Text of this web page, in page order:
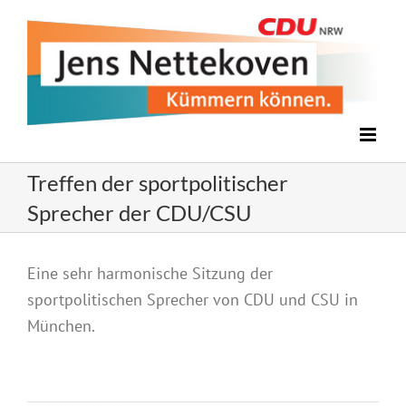
Treffen der sportpolitischer
Sprecher der CDU/CSU
grösseres
Bild
Eine sehr harmonische Sitzung der
sportpolitischen Sprecher von CDU und CSU in
München.